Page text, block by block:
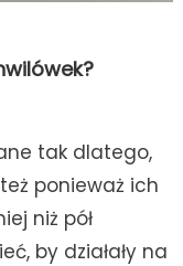
tak dlatego,
ponieważ ich
niż pół
by działały na